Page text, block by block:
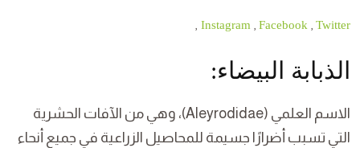
Instagram Facebook Twitter
الذبابة البيضاء:
الاسم العلمي (Aleyrodidae)، وهي من الآفات الحشرية
التي تسبب أضرارًا جسيمة للمحاصيل الزراعية في جميع أنحاء